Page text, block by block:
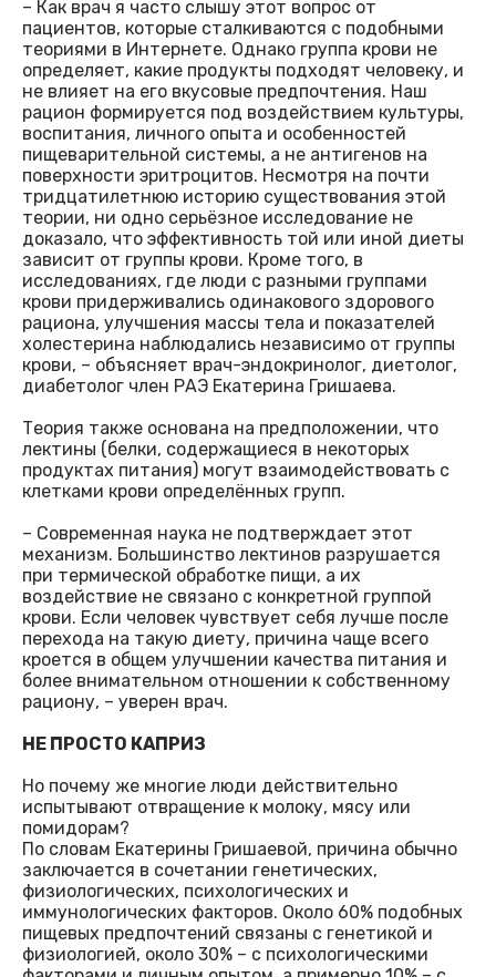
– Как врач я часто слышу этот вопрос от
пациентов, которые сталкиваются с подобными
теориями в Интернете. Однако группа крови не
определяет, какие продукты подходят человеку, и
не влияет на его вкусовые предпочтения. Наш
рацион формируется под воздействием культуры,
воспитания, личного опыта и особенностей
пищеварительной системы, а не антигенов на
поверхности эритроцитов. Несмотря на почти
тридцатилетнюю историю существования этой
теории, ни одно серьёзное исследование не
доказало, что эффективность той или иной диеты
зависит от группы крови. Кроме того, в
исследованиях, где люди с разными группами
крови придерживались одинакового здорового
рациона, улучшения массы тела и показателей
холестерина наблюдались независимо от группы
крови, – объясняет врач-эндокринолог, диетолог,
диабетолог член РАЭ Екатерина Гришаева.
Теория также основана на предположении, что
лектины (белки, содержащиеся в некоторых
продуктах питания) могут взаимодействовать с
клетками крови определённых групп.
– Современная наука не подтверждает этот
механизм. Большинство лектинов разрушается
при термической обработке пищи, а их
воздействие не связано с конкретной группой
крови. Если человек чувствует себя лучше после
перехода на такую диету, причина чаще всего
кроется в общем улучшении качества питания и
более внимательном отношении к собственному
рациону, – уверен врач.
НЕ ПРОСТО КАПРИЗ
Но почему же многие люди действительно
испытывают отвращение к молоку, мясу или
помидорам?
По словам Екатерины Гришаевой, причина обычно
заключается в сочетании генетических,
физиологических, психологических и
иммунологических факторов. Около 60% подобных
пищевых предпочтений связаны с генетикой и
физиологией, около 30% – с психологическими